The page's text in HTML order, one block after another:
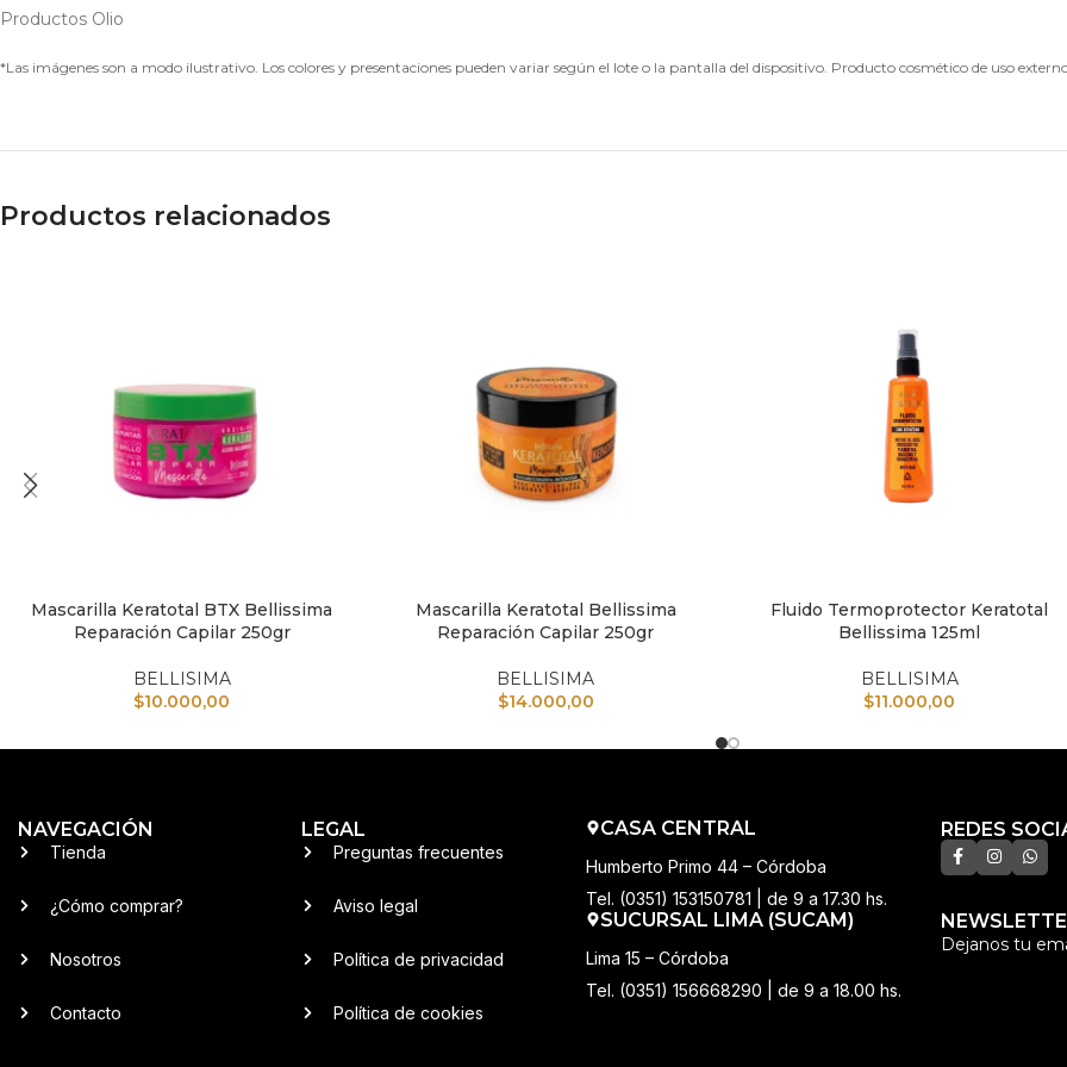
Productos Olio
*Las imágenes son a modo ilustrativo. Los colores y presentaciones pueden variar según el lote o la pantalla del dispositivo. Producto cosmético de uso
Productos relacionados
AÑADIR AL CARRITO
Mascarilla Keratotal BTX Bellissima
Reparación Capilar 250gr
BELLISIMA
$10.000,00
AÑADIR AL CARRITO
Mascarilla Keratotal Bellissima
Reparación Capilar 250gr
BELLISIMA
$14.000,00
AÑADIR AL CARRITO
Fluido Termoprotector Keratotal
Bellissima 125ml
BELLISIMA
$11.000,00
NAVEGACIÓN
Tienda
¿Cómo comprar?
Nosotros
Contacto
LEGAL
Preguntas frecuentes
Aviso legal
Política de privacidad
Política de cookies
CASA CENTRAL
Humberto Primo 44 – Córdoba
Tel. (0351) 153150781 | de 9 a 17.30 hs.
SUCURSAL LIMA (SUCAM)
Lima 15 – Córdoba
Tel. (0351) 156668290 | de 9 a 18.00 hs.
REDES
Dejanos tu